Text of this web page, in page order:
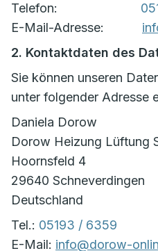
Telefon:
E-Mail-Adresse:
2. Kontaktdaten des
Sie können unseren
unter folgender Adresse
Daniela Dorow
Dorow Heizung Lüftung
Hoornsfeld 4
29640 Schneverdingen
Deutschland
Tel.: 05193 / 6359
E-Mail: info@dorow-